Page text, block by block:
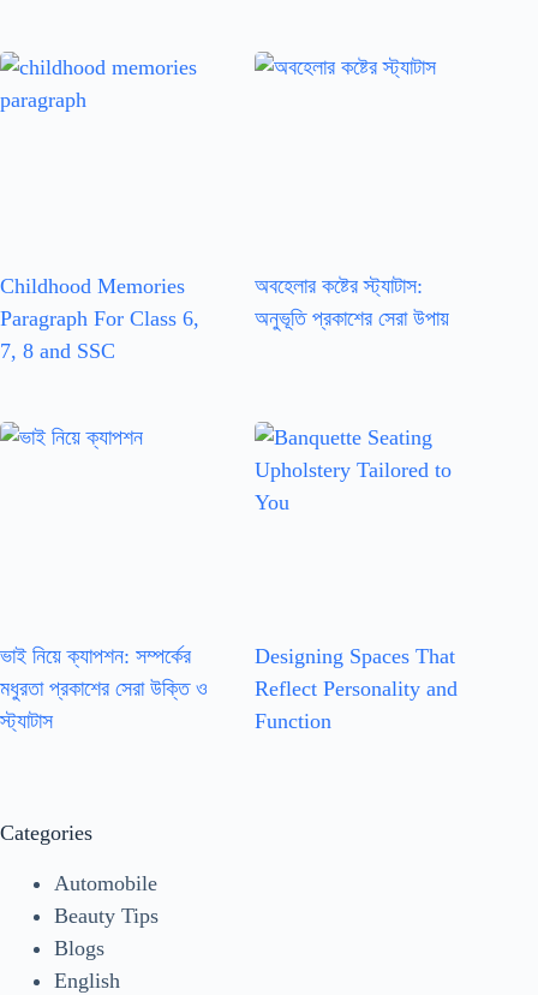
Childhood Memories
Paragraph For Class 6,
7, 8 and SSC
অবহেলার কষ্টের স্ট্যাটাস:
অনুভূতি প্রকাশের সেরা উপায়
ভাই নিয়ে ক্যাপশন: সম্পর্কের
মধুরতা প্রকাশের সেরা উক্তি ও
স্ট্যাটাস
Designing Spaces That
Reflect Personality and
Function
Categories
Automobile
Beauty Tips
Blogs
English